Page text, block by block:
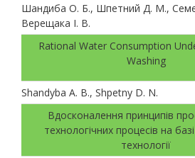
Шандиба О. Б., Шпетний Д. М.,
Верещака І. В.
Rational Water Consumption
Washing
Shandyba A. B., Shpetny D. N.
Вдосконалення принципів
технологічних процесів на
технології